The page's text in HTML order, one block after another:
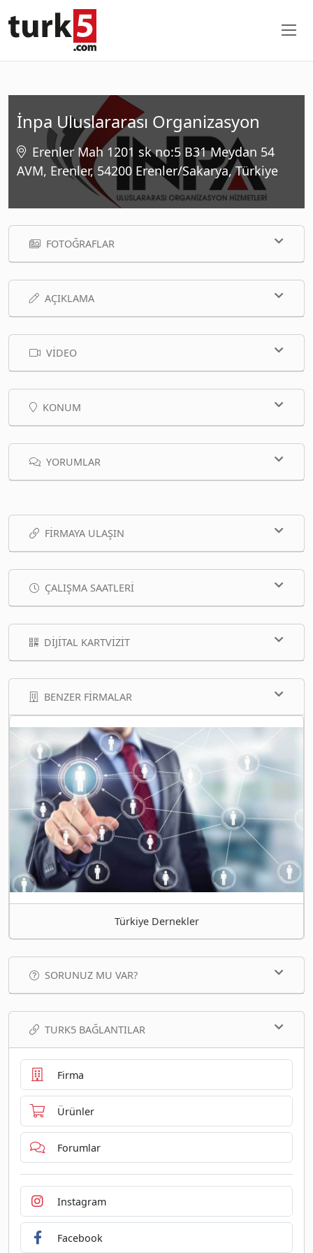
İnpa Uluslararası Organizasyon
Erenler Mah 1201 sk no:5 B31 Meydan 54
AVM, Erenler, 54200 Erenler/Sakarya, Türkiye
FOTOĞRAFLAR
AÇIKLAMA
VIDEO
KONUM
YORUMLAR
FIRMAYA ULAŞIN
ÇALIŞMA SAATLERI
DIJITAL KARTVIZIT
BENZER FIRMALAR
Türkiye Dernekler
SORUNUZ MU VAR?
TURK5 BAĞLANTILAR
Firma
Ürünler
Forumlar
Instagram
Facebook